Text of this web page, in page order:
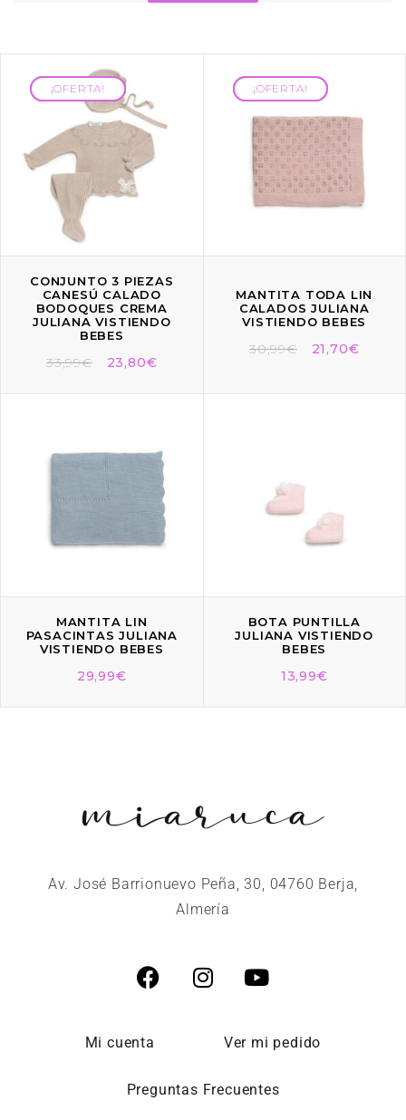
¡OFERTA!
¡OFERTA!
CONJUNTO 3 PIEZAS
CANESÚ CALADO
BODOQUES CREMA
JULIANA VISTIENDO
BEBES
33,99€ 23,80€
¡OFERTA!
¡OFERTA!
MANTITA TODA LIN
CALADOS JULIANA
VISTIENDO BEBES
30,99€ 21,70€
MANTITA LIN
PASACINTAS JULIANA
VISTIENDO BEBES
29,99€
BOTA PUNTILLA
JULIANA VISTIENDO
BEBES
13,99€
Av. José Barrionuevo Peña, 30, 04760 Berja,
Almería
Mi cuenta Ver mi pedido
Preguntas Frecuentes